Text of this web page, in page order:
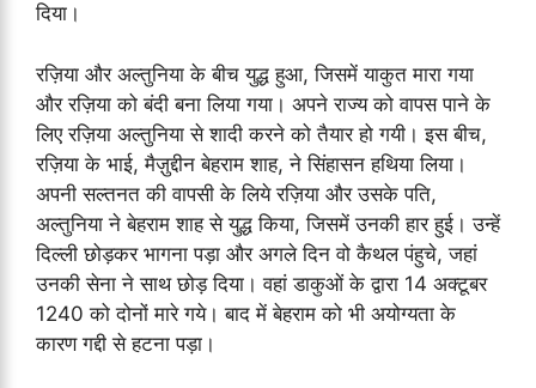
दिया।
रज़िया और अल्तुनिया के बीच युद्ध हुआ, जिसमें याकुत मारा गया
और रज़िया को बंदी बना लिया गया। अपने राज्य को वापस पाने के
लिए रज़िया अल्तुनिया से शादी करने को तैयार हो गयी। इस बीच,
रज़िया के भाई, मैज़ुद्दीन बेहराम शाह, ने सिंहासन हथिया लिया।
अपनी सल्तनत की वापसी के लिये रज़िया और उसके पति,
अल्तुनिया ने बेहराम शाह से युद्ध किया, जिसमें उनकी हार हुई। उन्हें
दिल्ली छोड़कर भागना पड़ा और अगले दिन वो कैथल पंहुचे, जहां
उनकी सेना ने साथ छोड़ दिया। वहां डाकुओं के द्वारा 14 अक्टूबर
1240 को दोनों मारे गये। बाद में बेहराम को भी अयोग्यता के
कारण गद्दी से हटना पड़ा।